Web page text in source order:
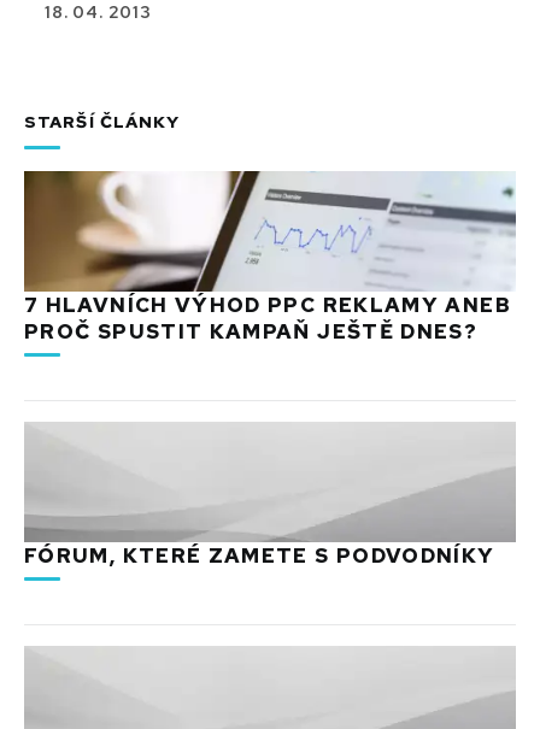
18. 04. 2013
STARŠÍ ČLÁNKY
7 HLAVNÍCH VÝHOD PPC REKLAMY ANEB
PROČ SPUSTIT KAMPAŇ JEŠTĚ DNES?
FÓRUM, KTERÉ ZAMETE S PODVODNÍKY